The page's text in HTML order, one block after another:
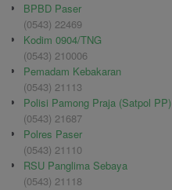
BPBD Paser
(0543) 22469
Kodim 0904/TNG
(0543) 210006
Pemadam Kebakaran
(0543) 21113
Polisi Pamong Praja (Satpol PP)
(0543) 21687
Polres Paser
(0543) 21110
RSU Panglima Sebaya
(0543) 21118